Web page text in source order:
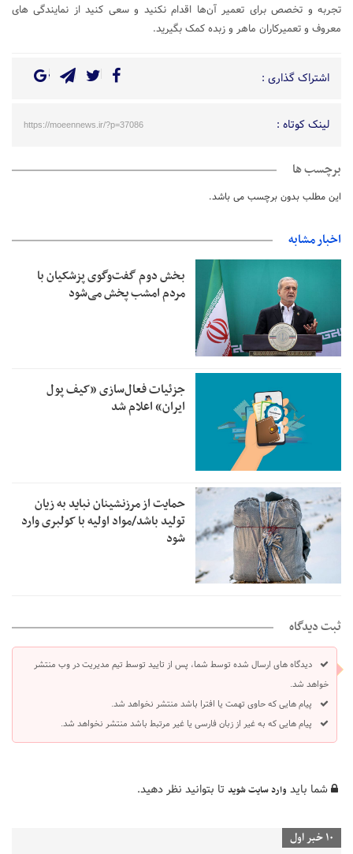
تجربه و تخصص برای تعمیر آن‌ها اقدام نکنید و سعی کنید از نمایندگی های
معروف و تعمیرکاران ماهر و زبده کمک بگیرید.
اشتراک گذاری :
لینک کوتاه : https://moeennews.ir/?p=37086
برچسب ها
این مطلب بدون برچسب می باشد.
اخبار مشابه
بخش دوم گفت‌وگوی پزشکیان با
مردم امشب پخش می‌شود
جزئیات فعال‌سازی «کیف پول
ایران» اعلام شد
حمایت از مرزنشینان نباید به زیان
تولید باشد/مواد اولیه با کولبری وارد
شود
ثبت دیدگاه
دیدگاه های ارسال شده توسط شما، پس از تایید توسط تیم مدیریت در وب منتشر
خواهد شد.
پیام هایی که حاوی تهمت یا افترا باشد منتشر نخواهد شد.
پیام هایی که به غیر از زبان فارسی یا غیر مرتبط باشد منتشر نخواهد شد.
شما باید وارد سایت شوید تا بتوانید نظر دهید.
10 خبر اول